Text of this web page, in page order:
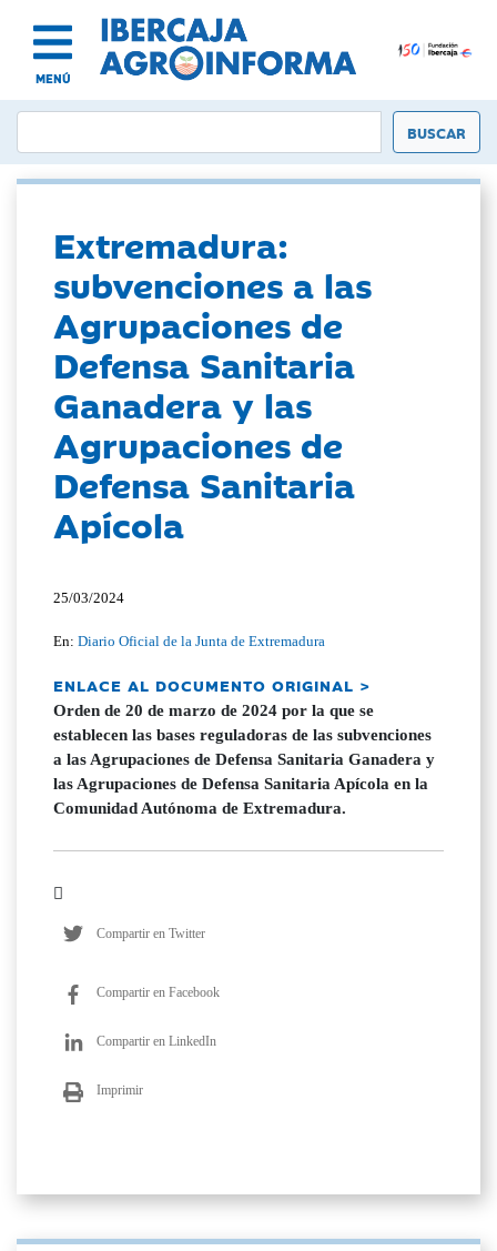
MENÚ
Extremadura:
subvenciones a las
Agrupaciones de
Defensa Sanitaria
Ganadera y las
Agrupaciones de
Defensa Sanitaria
Apícola
25/03/2024
En:Diario Oficial de la Junta de Extremadura
ENLACE AL DOCUMENTO ORIGINAL >
Orden de 20 de marzo de 2024 por la que se
establecen las bases reguladoras de las subvenciones
a las Agrupaciones de Defensa Sanitaria Ganadera y
las Agrupaciones de Defensa Sanitaria Apícola en la
Comunidad Autónoma de Extremadura.
Compartir en Twitter
Compartir en Facebook
Compartir en LinkedIn
Imprimir